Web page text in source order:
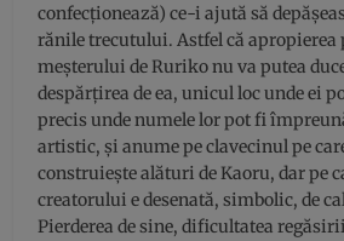
confecționează) ce-i ajută să
rănile trecutului. Astfel că apropierea
meșterului de Ruriko nu va putea
despărțirea de ea, unicul loc unde ei
precis unde numele lor pot fi
artistic, și anume pe clavecinul pe
construiește alături de Kaoru, dar pe
creatorului e desenată, simbolic, de
Pierderea de sine, dificultatea